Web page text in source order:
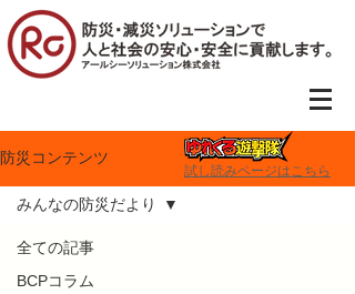
防災コンテンツ
全ての記事
BCPコラム
みんなの防災だより
試し読みページはこちら